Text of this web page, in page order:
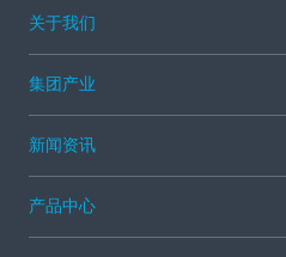
关于我们
集团产业
新闻资讯
产品中心